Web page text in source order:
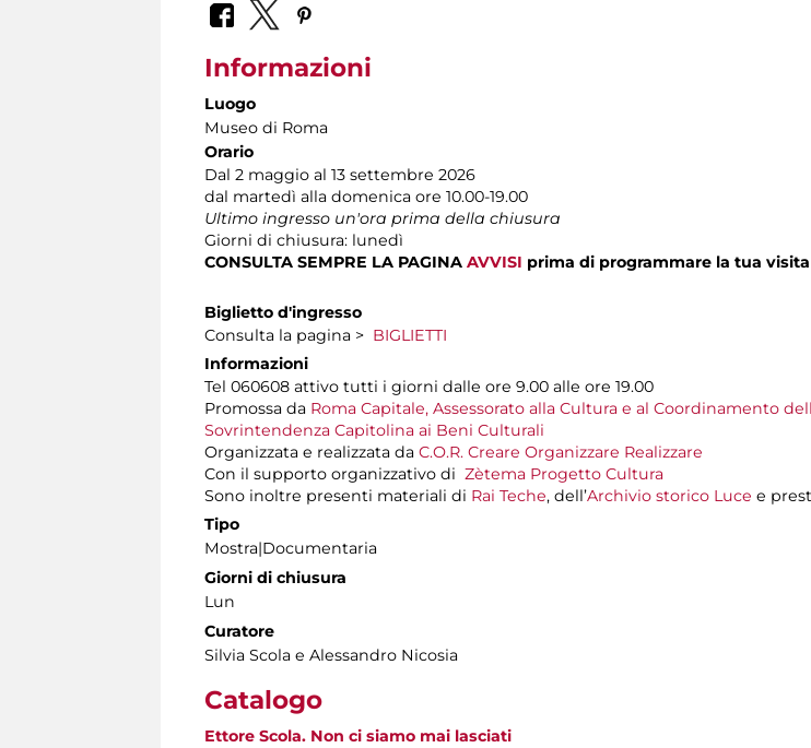
Informazioni
Luogo
Museo di Roma
Orario
Dal 2 maggio al 13 settembre 2026
dal martedì alla domenica ore 10.00-19.00
Ultimo ingresso un'ora prima della chiusura
Giorni di chiusura: lunedì
CONSULTA SEMPRE LA PAGINA AVVISI prima di programmare la tua
Biglietto d'ingresso
Consulta la pagina > BIGLIETTI
Informazioni
Tel 060608 attivo tutti i giorni dalle ore 9.00 alle ore 19.00
Promossa da Roma Capitale, Assessorato alla Cultura e al Coordinamento
Sovrintendenza Capitolina ai Beni Culturali
Organizzata e realizzata da C.O.R. Creare Organizzare Realizzare
Con il supporto organizzativo di Zètema Progetto Cultura
Sono inoltre presenti materiali di Rai Teche, dell’Archivio storico Luce e
Tipo
Mostra|Documentaria
Giorni di chiusura
Lun
Curatore
Silvia Scola e Alessandro Nicosia
Catalogo
Ettore Scola. Non ci siamo mai lasciati